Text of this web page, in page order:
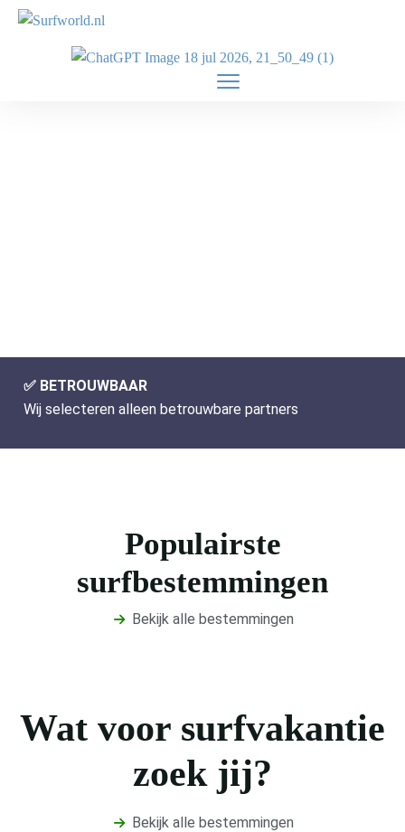
✅ BETROUWBAAR
Wij selecteren alleen betrouwbare partners
Populairste
surfbestemmingen
Bekijk alle bestemmingen
Wat voor surfvakantie
zoek jij?
Bekijk alle bestemmingen